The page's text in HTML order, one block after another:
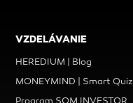
VZDELÁVANIE
HEREDIUM | Blog
MONEYMIND | Smart Quiz